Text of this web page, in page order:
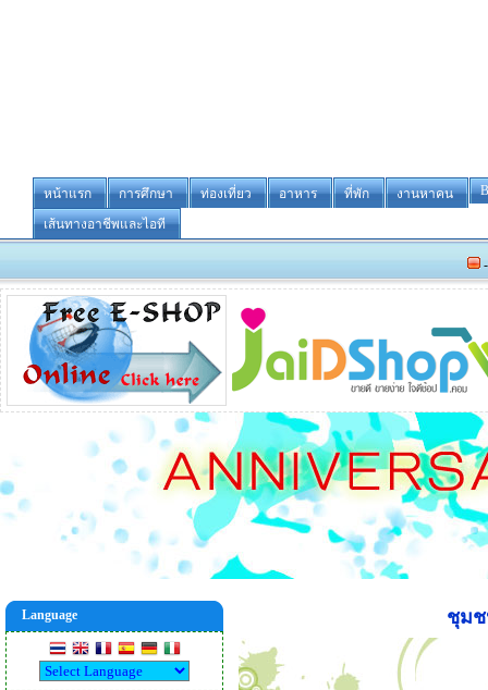
หน้าแรก การศึกษา ท่องเที่ยว อาหาร ที่พัก งานหาคน
เส้นทางอาชีพและไอที
-ขายหรื
Language ชุมช